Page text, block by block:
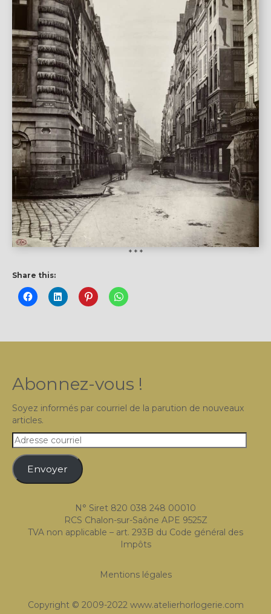
* * *
Share this:
Abonnez-vous !
Soyez informés par courriel de la parution de nouveaux
articles.
Adresse
courriel
Envoyer
N° Siret 820 038 248 00010
RCS Chalon-sur-Saône APE 9525Z
TVA non applicable – art. 293B du Code général des
Impôts
Mentions légales
Copyright © 2009-2022 www.atelierhorlogerie.com